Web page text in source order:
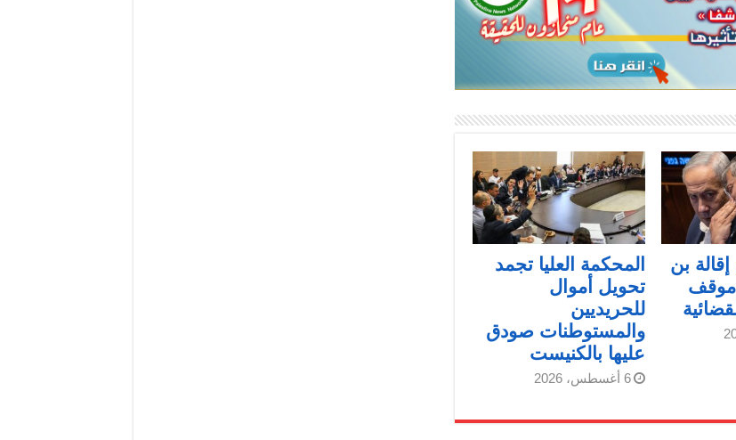
بن
موقف
المحكمة العليا تجمد
تحويل أموال
للحريديين
والمستوطنات صودق
عليها بالكنيست
6 أغسطس، 2026